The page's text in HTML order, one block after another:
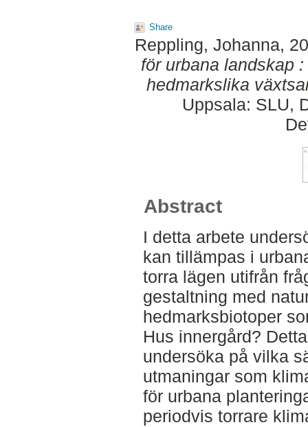
Share
Reppling, Johanna,
för urbana landskap
hedmarkslika
Uppsala: SLU,
Abstract
I detta arbete
kan tillämpas i
torra lägen utifrån
gestaltning med
hedmarksbiotoper
Hus innergård?
undersöka på vilka
utmaningar som
för urbana
periodvis torrare